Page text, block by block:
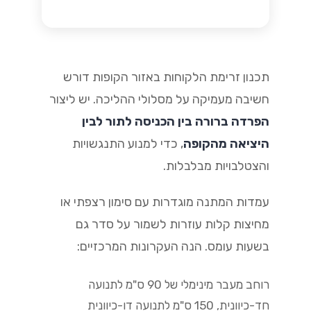
תכנון זרימת הלקוחות באזור הקופות דורש
חשיבה מעמיקה על מסלולי ההליכה. יש ליצור
הפרדה ברורה בין הכניסה לתור לבין
היציאה מהקופה, כדי למנוע התנגשויות
והצטלבויות מבלבלות.
עמדות המתנה מוגדרות עם סימון רצפתי או
מחיצות קלות עוזרות לשמור על סדר גם
בשעות עומס. הנה העקרונות המרכזיים:
רוחב מעבר מינימלי של 90 ס"מ לתנועה
חד-כיוונית, 150 ס"מ לתנועה דו-כיוונית